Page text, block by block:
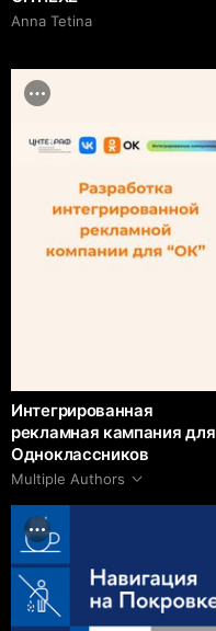
Anna Tetina
Интегрированная
рекламная кампания для
Одноклассников
Multiple Authors